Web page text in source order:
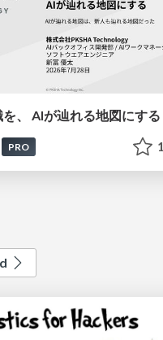
、 AIが辿れる地図にする
PRO 1